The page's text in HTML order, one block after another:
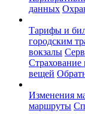
данных
Тарифы и
городским
вокзалы
Страхование
вещей
Изменения
маршруты